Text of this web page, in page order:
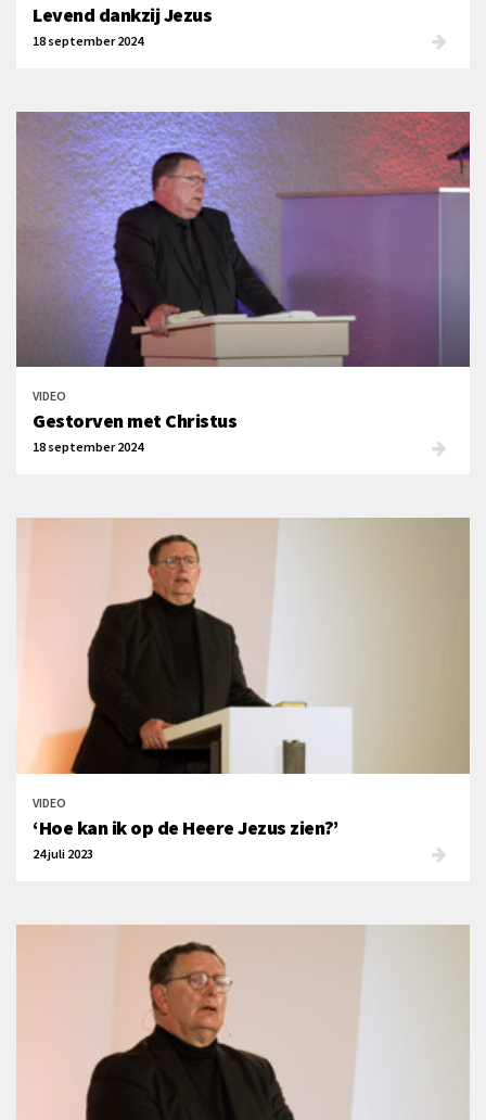
Levend dankzij Jezus
18 september 2024
VIDEO
Gestorven met Christus
18 september 2024
VIDEO
‘Hoe kan ik op de Heere Jezus zien?’
24 juli 2023